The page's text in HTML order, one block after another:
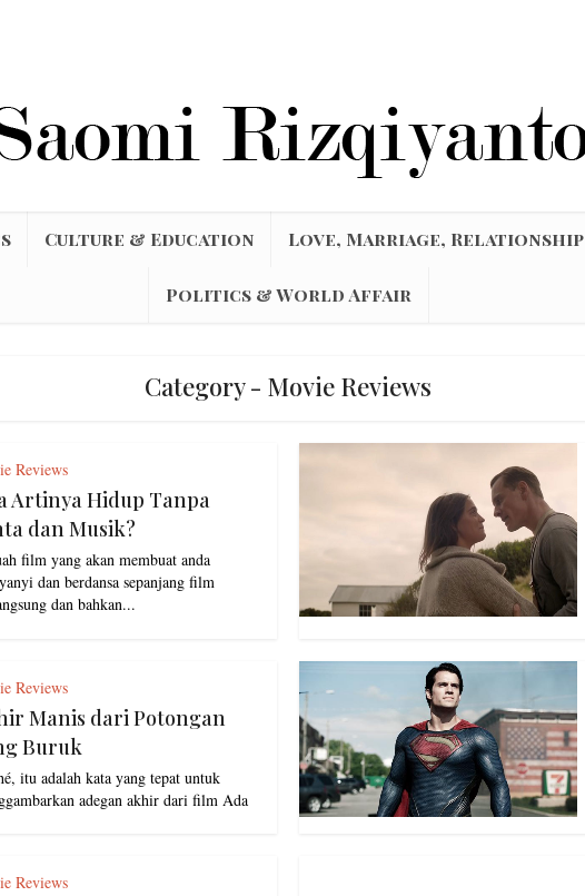
Culture & Education Love, Marriage, Relationship
Politics & World Affair
Category - Movie Reviews
Reviews
Artinya Hidup Tanpa
dan Musik?
film yang akan membuat anda
dan berdansa sepanjang film
dan bahkan...
Reviews
Manis dari Potongan
Buruk
itu adalah kata yang tepat untuk
adegan akhir dari film Ada
Reviews